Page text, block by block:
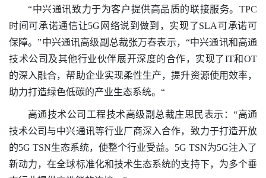
“中兴通讯致力于为客户提供高品质的联接服务。TPC
时间可承诺通信让5G网络说到做到，实现了SLA可承诺可
保障。”中兴通讯高级副总裁张万春表示，“中兴通讯和高通
技术公司及其他行业伙伴展开深度的合作，实现了IT和OT
的深入融合，帮助企业实现柔性生产，提升资源使用效率，
助力打造绿色低碳的产业生态系统。“
高通技术公司工程技术高级副总裁庄思民表示：“高通
技术公司与中兴通讯等行业厂商深入合作，致力于打造开放
的5G TSN生态系统，使整个行业受益。5G TSN为5G注入了
新动力，在全球标准化和技术生态系统的支持下，为多个垂